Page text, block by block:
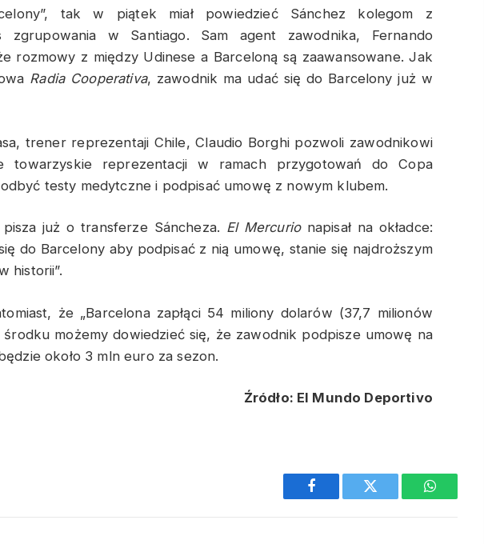
tak w piątek miał powiedzieć Sánchez kolegom z
zgrupowania w Santiago. Sam agent zawodnika, Fernando
rozmowy z między Udinese a Barceloną są zaawansowane. Jak
Radia Cooperativa, zawodnik ma udać się do Barcelony już w
trener reprezentaji Chile, Claudio Borghi pozwoli zawodnikowi
towarzyskie reprezentacji w ramach przygotowań do Copa
testy medytczne i podpisać umowę z nowym klubem.
już o transferze Sáncheza. El Mercurionapisał na okładce:
do Barcelony aby podpisać z nią umowę, stanie się najdroższym
historii”.
że „Barcelona zapłąci 54 miliony dolarów (37,7 milionów
środku możemy dowiedzieć się, że zawodnik podpisze umowę na
około 3 mln euro za sezon.
Źródło: El Mundo Deportivo
Facebook Twitter WhatsApp